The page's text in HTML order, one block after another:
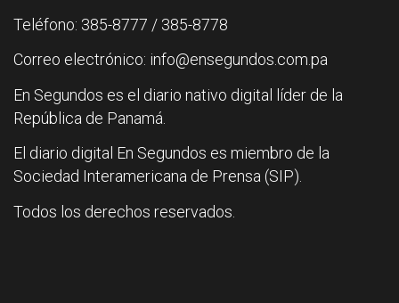
Teléfono: 385-8777 / 385-8778
Correo electrónico: info@ensegundos.com.pa
En Segundos es el diario nativo digital líder de la
República de Panamá.
El diario digital En Segundos es miembro de la
Sociedad Interamericana de Prensa (SIP).
Todos los derechos reservados.